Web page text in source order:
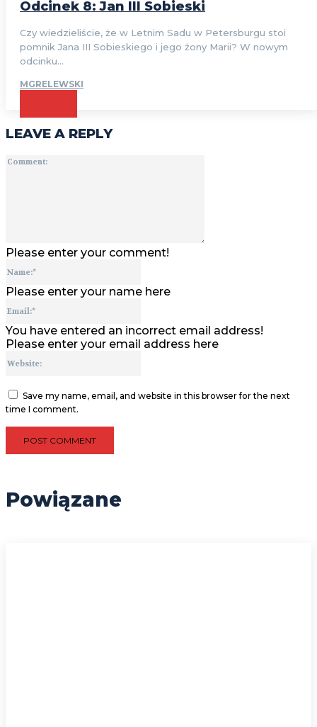
Odcinek 8: Jan III Sobieski
Czy wiedzieliście, że w Letnim Sadu w Petersburgu stoi
pomnik Jana III Sobieskiego i jego żony Marii? W nowym
odcinku...
MGRELEWSKI
LEAVE A REPLY
Please enter your comment!
Please enter your name here
You have entered an incorrect email address!
Please enter your email address here
Save my name, email, and website in this browser for the next
time I comment.
Powiązane